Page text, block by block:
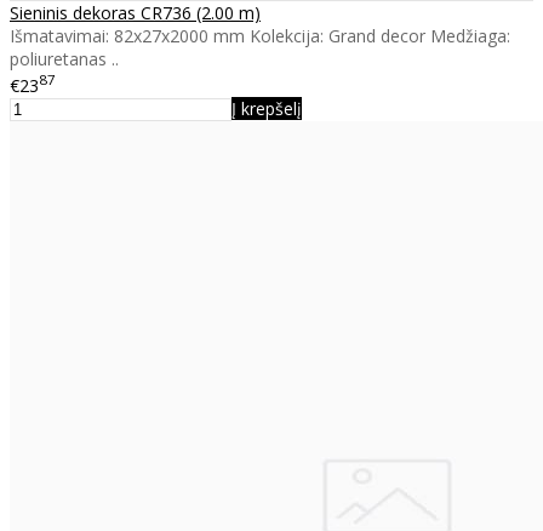
Sieninis dekoras CR736 (2.00 m)
Išmatavimai: 82x27x2000 mm Kolekcija: Grand decor Medžiaga:
poliuretanas ..
€2387
Į krepšelį